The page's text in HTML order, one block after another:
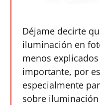
Déjame decirte
iluminación en
menos
importante, por
especialmente
sobre